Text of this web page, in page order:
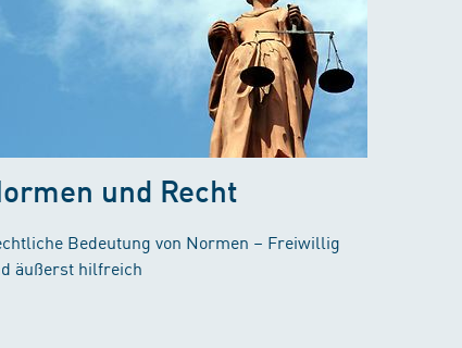
und Recht
Bedeutung von Normen – Freiwillig
äußerst hilfreich